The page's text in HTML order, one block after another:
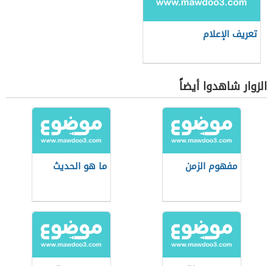
تعريف الإعلام
الزوار شاهدوا أيضاً
مفهوم الزمن ما هو الحديث